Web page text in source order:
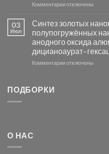
Серебра-
в
видимом
свете
с
помощью
модификации
Комментариик
серебра
с
электродов
серебра
и
отключены
03
Июл
Синтез золотых
полупогружённых
анодного оксида
Комментариикотключены
ПОДБОРКИ
О НАС